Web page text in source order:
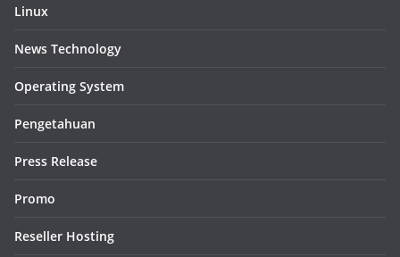
Linux
News Technology
Operating System
Pengetahuan
Press Release
Promo
Reseller Hosting